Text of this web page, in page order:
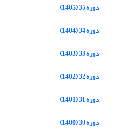
دوره 35 (1405)
دوره 34 (1404)
دوره 33 (1403)
دوره 32 (1402)
دوره 31 (1401)
دوره 30 (1400)